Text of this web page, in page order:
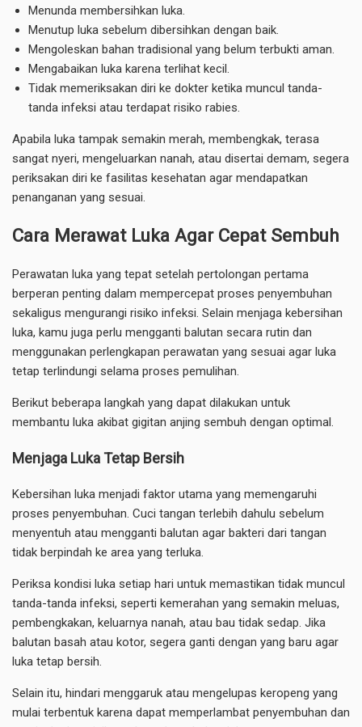
Menunda membersihkan luka.
Menutup luka sebelum dibersihkan dengan baik.
Mengoleskan bahan tradisional yang belum terbukti aman.
Mengabaikan luka karena terlihat kecil.
Tidak memeriksakan diri ke dokter ketika muncul tanda-
tanda infeksi atau terdapat risiko rabies.
Apabila luka tampak semakin merah, membengkak, terasa
sangat nyeri, mengeluarkan nanah, atau disertai demam, segera
periksakan diri ke fasilitas kesehatan agar mendapatkan
penanganan yang sesuai.
Cara Merawat Luka Agar Cepat Sembuh
Perawatan luka yang tepat setelah pertolongan pertama
berperan penting dalam mempercepat proses penyembuhan
sekaligus mengurangi risiko infeksi. Selain menjaga kebersihan
luka, kamu juga perlu mengganti balutan secara rutin dan
menggunakan perlengkapan perawatan yang sesuai agar luka
tetap terlindungi selama proses pemulihan.
Berikut beberapa langkah yang dapat dilakukan untuk
membantu luka akibat gigitan anjing sembuh dengan optimal.
Menjaga Luka Tetap Bersih
Kebersihan luka menjadi faktor utama yang memengaruhi
proses penyembuhan. Cuci tangan terlebih dahulu sebelum
menyentuh atau mengganti balutan agar bakteri dari tangan
tidak berpindah ke area yang terluka.
Periksa kondisi luka setiap hari untuk memastikan tidak muncul
tanda-tanda infeksi, seperti kemerahan yang semakin meluas,
pembengkakan, keluarnya nanah, atau bau tidak sedap. Jika
balutan basah atau kotor, segera ganti dengan yang baru agar
luka tetap bersih.
Selain itu, hindari menggaruk atau mengelupas keropeng yang
mulai terbentuk karena dapat memperlambat penyembuhan dan